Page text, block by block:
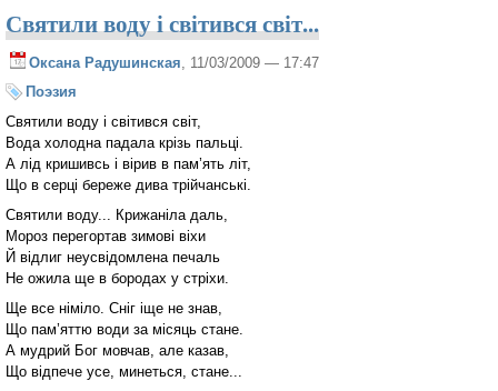
Святили воду і світився світ...
Оксана Радушинская , 11/03/2009 — 17:47
Поэзия
Святили воду і світився світ,
Вода холодна падала крізь пальці.
А лід кришивсь і вірив в пам’ять літ,
Що в серці береже дива трійчанські.
Святили воду... Крижаніла даль,
Мороз перегортав зимові віхи
Й відлиг неусвідомлена печаль
Не ожила ще в бородах у стріхи.
Ще все німіло. Сніг іще не знав,
Що пам’яттю води за місяць стане.
А мудрий Бог мовчав, але казав,
Що відпече усе, минеться, стане...